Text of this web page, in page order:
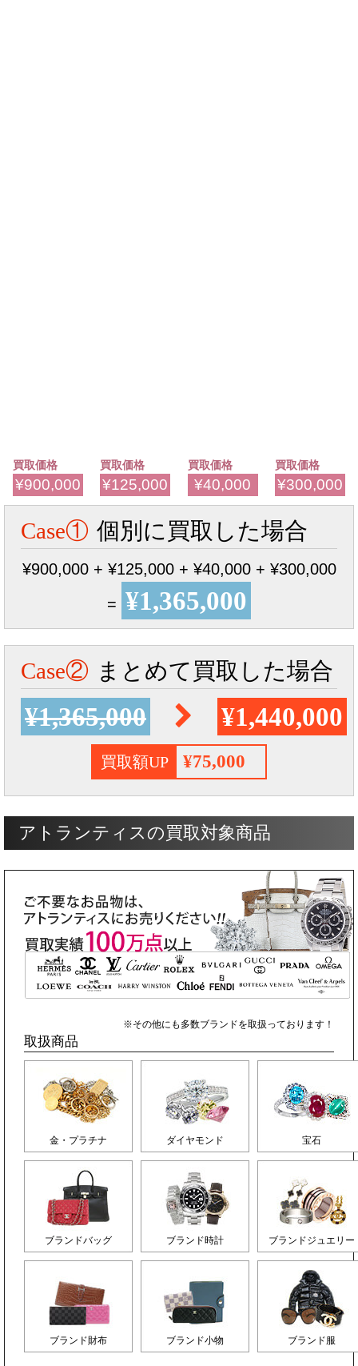
買取価格
¥900,000
買取価格
¥125,000
買取価格
¥40,000
買取価格
¥300,000
Case① 個別に買取した場合
¥900,000 + ¥125,000 + ¥40,000 + ¥300,000
= ¥1,365,000
Case② まとめて買取した場合
¥1,365,000 ¥1,440,000
買取額UP ¥75,000
アトランティスの買取対象商品
※その他にも多数ブランドを取扱っております！
取扱商品
金・プラチナ ダイヤモンド 宝石
ブランドバッグ ブランド時計 ブランドジュエリー
ブランド財布 ブランド小物 ブランド服